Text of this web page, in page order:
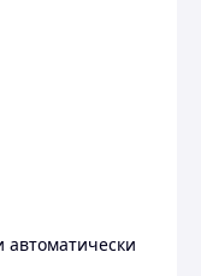
автоматически